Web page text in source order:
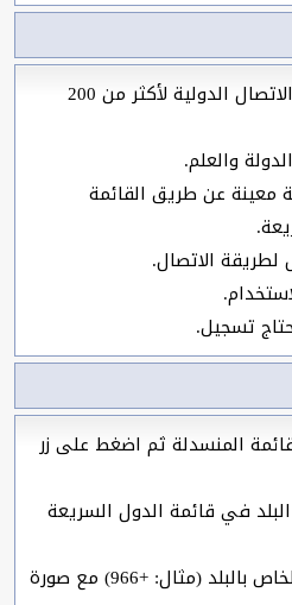
قائمة شاملة بجميع رموز الاتصال الدولية لأكثر من 200
والعلم.
معينة عن طريق القائمة
الاتصال.
تسجيل.
المنسدلة ثم اضغط على زر
في قائمة الدول السريعة
سيظهر لك رمز الاتصال الخاص بالبلد (مثال: +966) مع صورة